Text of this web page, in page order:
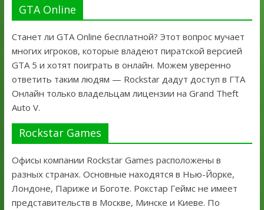
GTA Online
Станет ли GTA Online бесплатной? Этот вопрос мучает
многих игроков, которые владеют пиратской версией
GTA 5 и хотят поиграть в онлайн. Можем уверенно
ответить таким людям — Rockstar дадут доступ в ГТА
Онлайн только владельцам лицензии на Grand Theft
Auto V.
Rockstar Games
Офисы компании Rockstar Games расположены в
разных странах. Основные находятся в Нью-Йорке,
Лондоне, Париже и Боготе. Рокстар Геймс не имеет
представительств в Москве, Минске и Киеве. По